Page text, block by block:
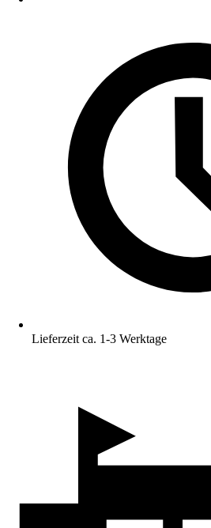
Lieferzeit ca. 1-3 Werktage